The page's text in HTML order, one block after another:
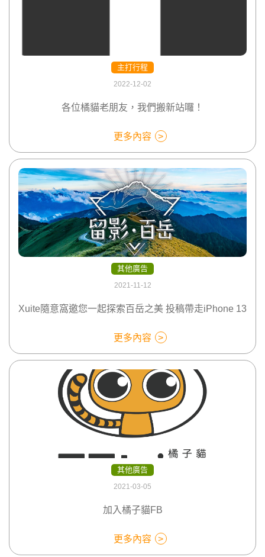
主打行程
2022-12-02
各位橘貓老朋友，我們搬新站囉！
更多內容
其他廣告
2021-11-12
Xuite隨意窩邀您一起探索百岳之美 投稿帶走iPhone 13
更多內容
其他廣告
2021-03-05
加入橘子貓FB
更多內容